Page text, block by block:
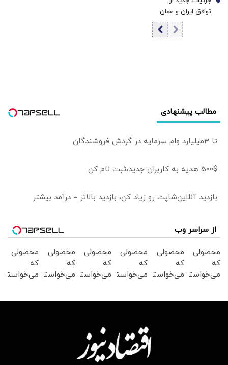
است؟!
ایران/ ادامه تشدید
نظامی ممکن است
نتیجه‌ای برخلاف
اهداف آمریکا
توافق ایران و عمان
برای بازگشایی تنگه
هرمز | ای‌بی‌سی: ۶۰
7
مطالب پیشنهادی
تا 3میلیارد وام سرمایه در گردش فروشندگان
500$ هدیه به کاربران جدید،ثبت نام کن
بازدید آنلاین‌شاپت رو زیاد کن، بازدید بالاتر = درآمد بیشتر
از سراسر وب
محصولی
که
می‌خواستی
محصولی
که
می‌خواستی
محصولی
که
می‌خواستی
بخر !
محصولی
که
می‌خواستی
بخر !
محصولی
که
می‌خواستی
محصولی
که
می‌خواستی